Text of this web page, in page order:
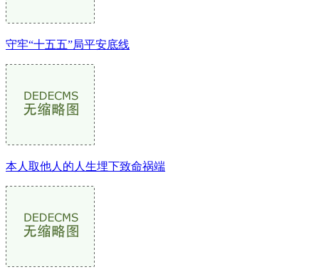
守牢“十五五”局平安底线
本人取他人的人生埋下致命祸端